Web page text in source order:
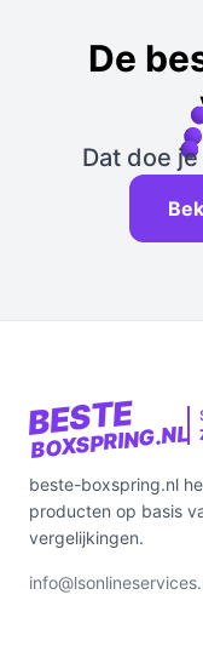
De
Dat doe
BESTE
BOXSPRING.NL
beste-boxspring.nl
producten op basis
vergelijkingen.